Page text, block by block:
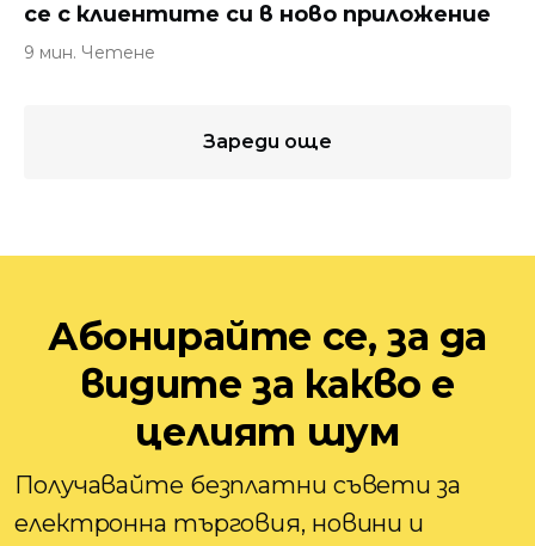
се с клиентите си в ново приложение
9 мин. Четене
Зареди още
Абонирайте се, за да
видите за какво е
целият шум
Получавайте безплатни съвети за
електронна търговия, новини и